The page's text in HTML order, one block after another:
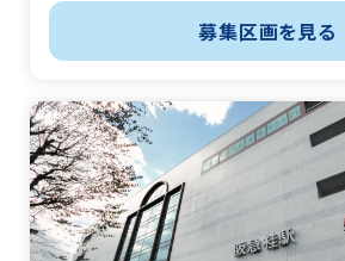
募集区画を見る